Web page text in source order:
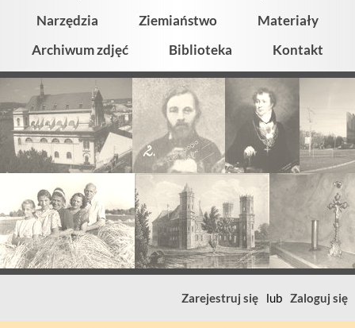
Narzędzia
Ziemiaństwo
Materiały
Archiwum zdjęć
Biblioteka Kontakt
Zarejestruj się lub Zaloguj się